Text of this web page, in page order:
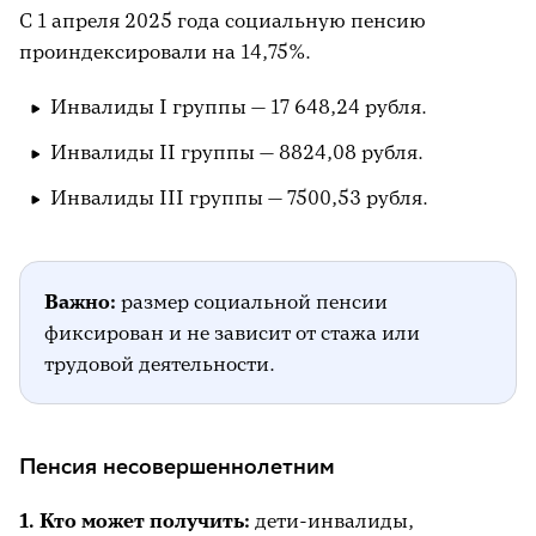
С 1 апреля 2025 года социальную пенсию
проиндексировали на 14,75%.
Инвалиды I группы — 17 648,24 рубля.
Инвалиды II группы — 8824,08 рубля.
Инвалиды III группы — 7500,53 рубля.
Важно: размер социальной пенсии
фиксирован и не зависит от стажа или
трудовой деятельности.
Пенсия несовершеннолетним
1. Кто может получить: дети-инвалиды,